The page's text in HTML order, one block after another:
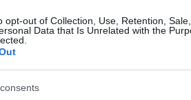
opt-out of Collection, Use, Retention,
Data that Is Unrelated with the